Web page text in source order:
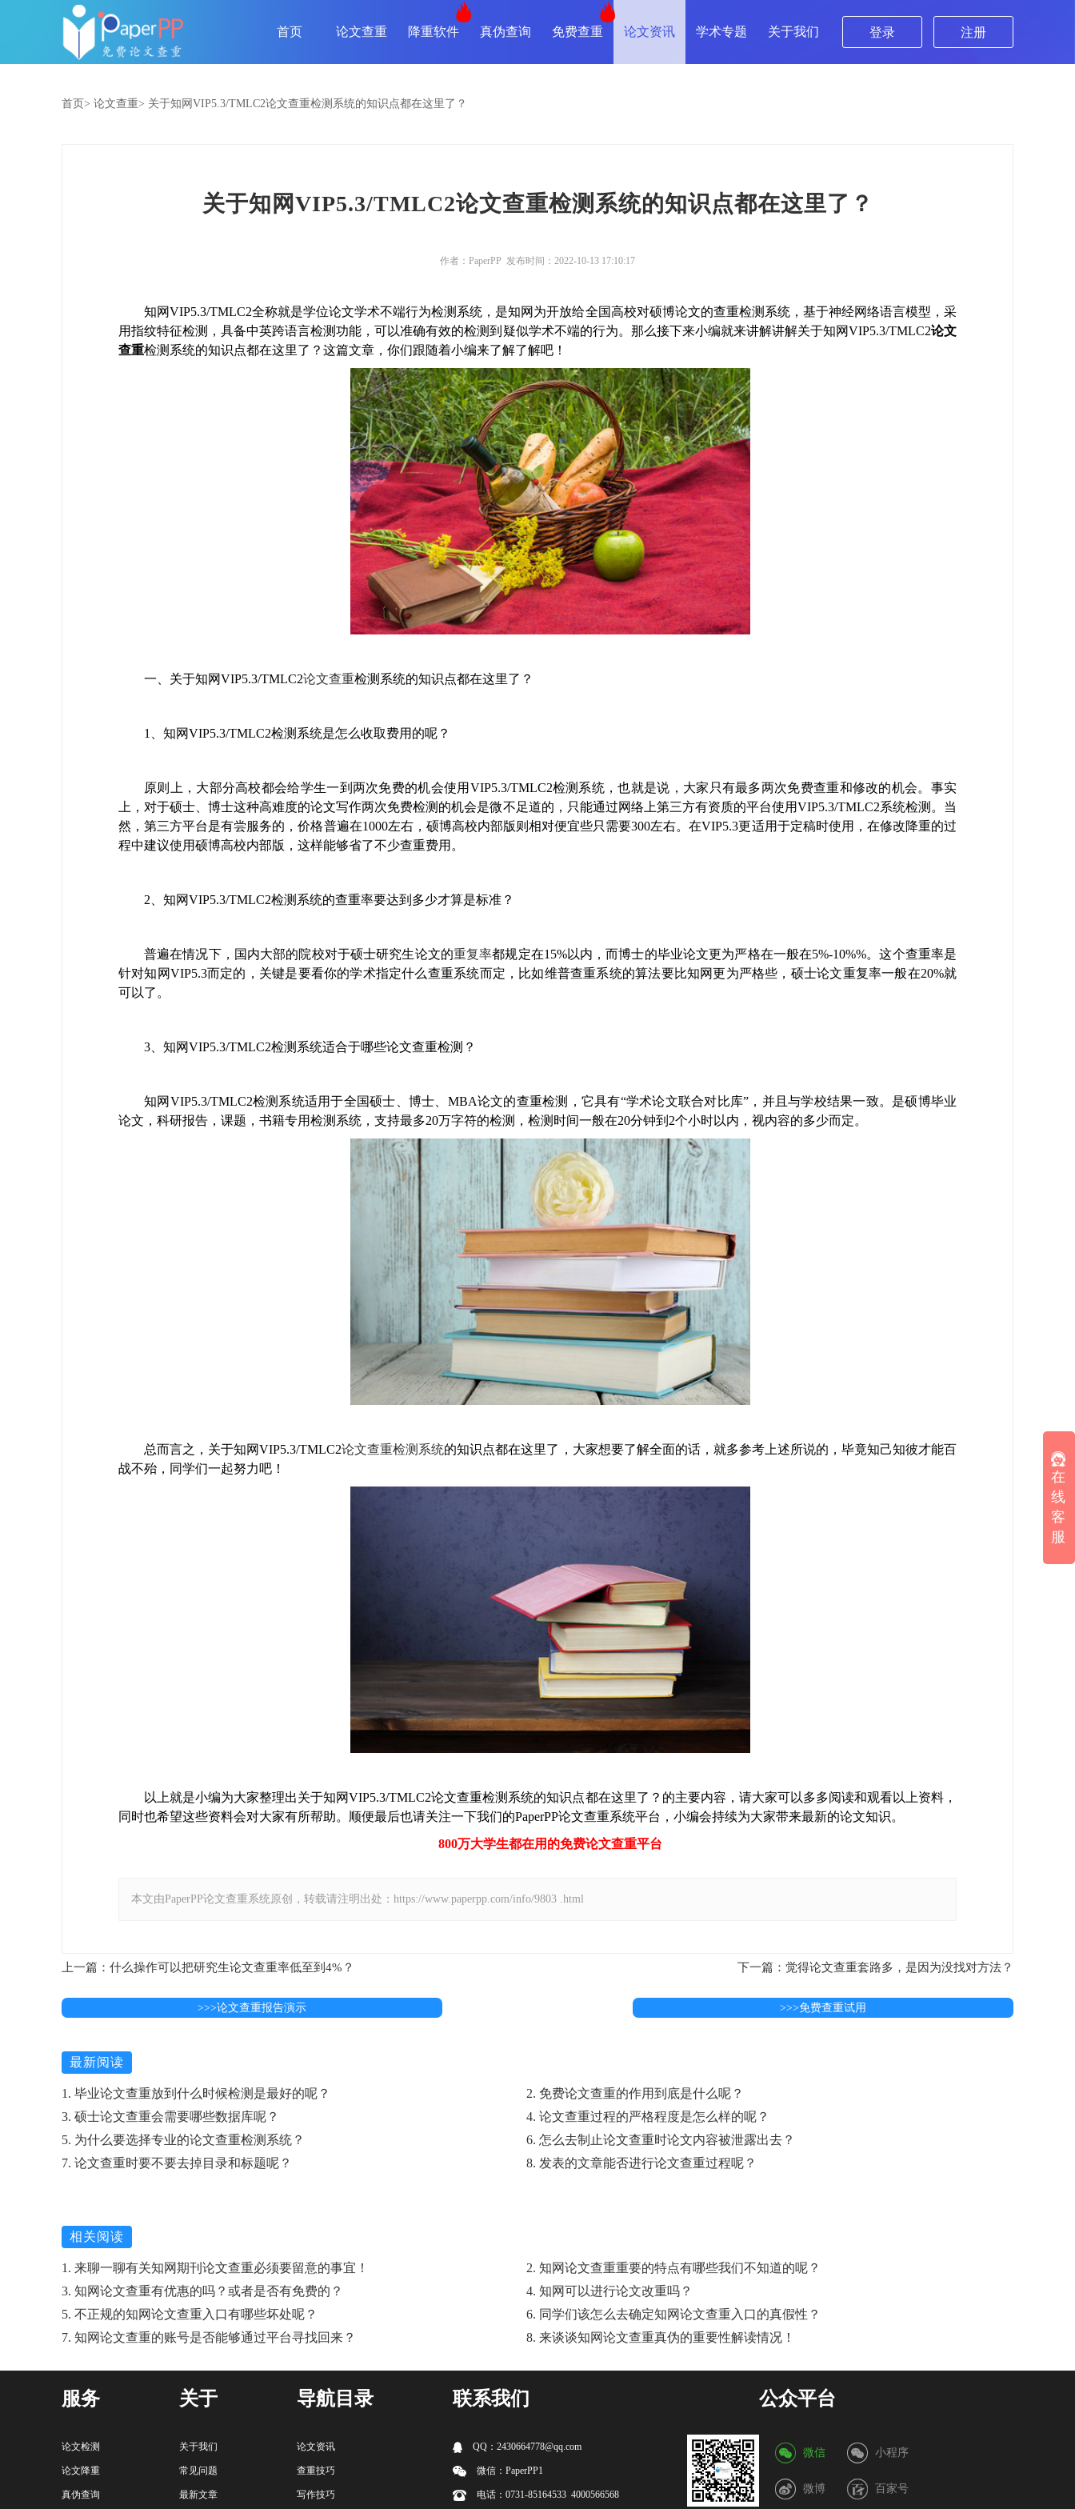
首页 论文查重 降重软件 真伪查询 免费查重 论文资讯 学术专题 关于我们 登录 注册
首页> 论文查重> 关于知网VIP5.3/TMLC2论文查重检测系统的知识点都在这里了？
关于知网VIP5.3/TMLC2论文查重检测系统的知识点都在这里了？
作者：PaperPP 发布时间：2022-10-13 17:10:17
知网VIP5.3/TMLC2全称就是学位论文学术不端行为检测系统，是知网为开放给全国高校对硕博论文的查重检测系统，基于神经网络语言模型，采
用指纹特征检测，具备中英跨语言检测功能，可以准确有效的检测到疑似学术不端的行为。那么接下来小编就来讲解讲解关于知网VIP5.3/TMLC2论文
查重检测系统的知识点都在这里了？这篇文章，你们跟随着小编来了解了解吧！
一、关于知网VIP5.3/TMLC2论文查重检测系统的知识点都在这里了？
1、知网VIP5.3/TMLC2检测系统是怎么收取费用的呢？
原则上，大部分高校都会给学生一到两次免费的机会使用VIP5.3/TMLC2检测系统，也就是说，大家只有最多两次免费查重和修改的机会。事实
上，对于硕士、博士这种高难度的论文写作两次免费检测的机会是微不足道的，只能通过网络上第三方有资质的平台使用VIP5.3/TMLC2系统检测。当
然，第三方平台是有尝服务的，价格普遍在1000左右，硕博高校内部版则相对便宜些只需要300左右。在VIP5.3更适用于定稿时使用，在修改降重的过
程中建议使用硕博高校内部版，这样能够省了不少查重费用。
2、知网VIP5.3/TMLC2检测系统的查重率要达到多少才算是标准？
普遍在情况下，国内大部的院校对于硕士研究生论文的重复率都规定在15%以内，而博士的毕业论文更为严格在一般在5%-10%%。这个查重率是
针对知网VIP5.3而定的，关键是要看你的学术指定什么查重系统而定，比如维普查重系统的算法要比知网更为严格些，硕士论文重复率一般在20%就
可以了。
3、知网VIP5.3/TMLC2检测系统适合于哪些论文查重检测？
知网VIP5.3/TMLC2检测系统适用于全国硕士、博士、MBA论文的查重检测，它具有“学术论文联合对比库”，并且与学校结果一致。是硕博毕业
论文，科研报告，课题，书籍专用检测系统，支持最多20万字符的检测，检测时间一般在20分钟到2个小时以内，视内容的多少而定。
总而言之，关于知网VIP5.3/TMLC2论文查重检测系统的知识点都在这里了，大家想要了解全面的话，就多参考上述所说的，毕竟知己知彼才能百
战不殆，同学们一起努力吧！
以上就是小编为大家整理出关于知网VIP5.3/TMLC2论文查重检测系统的知识点都在这里了？的主要内容，请大家可以多多阅读和观看以上资料，
同时也希望这些资料会对大家有所帮助。顺便最后也请关注一下我们的PaperPP论文查重系统平台，小编会持续为大家带来最新的论文知识。
800万大学生都在用的免费论文查重平台
本文由PaperPP论文查重系统原创，转载请注明出处：https://www.paperpp.com/info/9803 .html
上一篇：什么操作可以把研究生论文查重率低至到4%？ 下一篇：觉得论文查重套路多，是因为没找对方法？
>>>论文查重报告演示 >>>免费查重试用
最新阅读
1. 毕业论文查重放到什么时候检测是最好的呢？
2. 免费论文查重的作用到底是什么呢？
3. 硕士论文查重会需要哪些数据库呢？
4. 论文查重过程的严格程度是怎么样的呢？
5. 为什么要选择专业的论文查重检测系统？
6. 怎么去制止论文查重时论文内容被泄露出去？
7. 论文查重时要不要去掉目录和标题呢？
8. 发表的文章能否进行论文查重过程呢？
相关阅读
1. 来聊一聊有关知网期刊论文查重必须要留意的事宜！
2. 知网论文查重重要的特点有哪些我们不知道的呢？
3. 知网论文查重有优惠的吗？或者是否有免费的？
4. 知网可以进行论文改重吗？
5. 不正规的知网论文查重入口有哪些坏处呢？
6. 同学们该怎么去确定知网论文查重入口的真假性？
7. 知网论文查重的账号是否能够通过平台寻找回来？
8. 来谈谈知网论文查重真伪的重要性解读情况！
服务
论文检测
论文降重
真伪查询
关于
关于我们
常见问题
最新文章
导航目录
论文资讯
查重技巧
写作技巧
联系我们
QQ：2430664778@qq.com
微信：PaperPP1
电话：0731-85164533 4000566568
公众平台
微信 小程序
微博 百家号
在
线
客
服